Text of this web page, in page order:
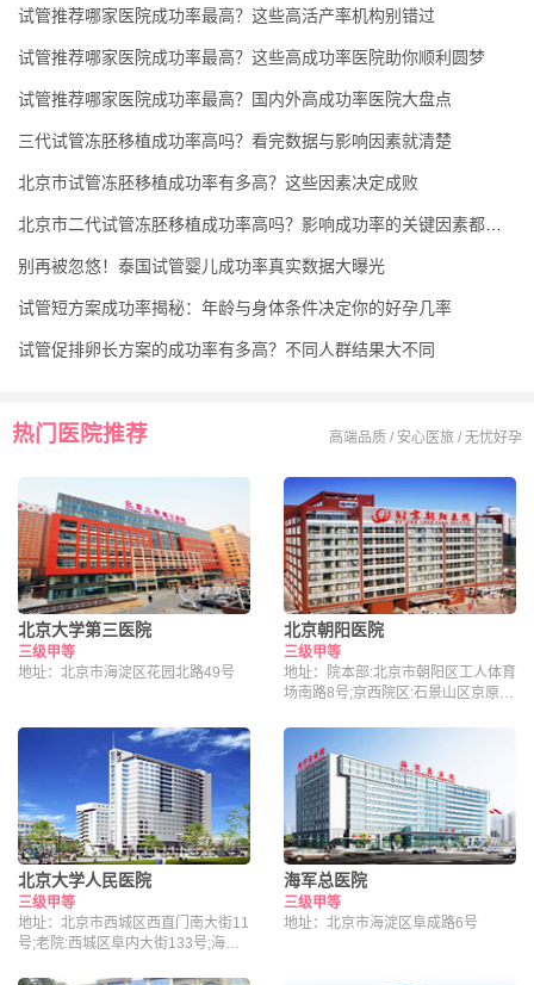
试管推荐哪家医院成功率最高？这些高活产率机构别错过
试管推荐哪家医院成功率最高？这些高成功率医院助你顺利圆梦
试管推荐哪家医院成功率最高？国内外高成功率医院大盘点
三代试管冻胚移植成功率高吗？看完数据与影响因素就清楚
北京市试管冻胚移植成功率有多高？这些因素决定成败
别再被忽悠！泰国试管婴儿成功率真实数据大曝光
试管短方案成功率揭秘：年龄与身体条件决定你的好孕几率
试管促排卵长方案的成功率有多高？不同人群结果大不同
热门医院推荐 高端品质 / 安心医旅 / 无忧好孕
北京大学第三医院
三级甲等
地址：北京市海淀区花园北路49号
北京朝阳医院
三级甲等
地址：院本部:北京市朝阳区工人体育
场南路8号;京西院区:石景山区京原路
北京大学人民医院
三级甲等
地址：北京市西城区西直门南大街11
号;老院:西城区阜内大街133号;海淀
海军总医院
三级甲等
地址：北京市海淀区阜成路6号